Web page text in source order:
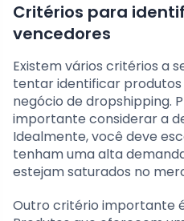
Critérios para
vencedores
Existem vários critérios a
tentar identificar
negócio de dropshipping.
importante considerar a
Idealmente, você deve
tenham uma alta
estejam saturados no
Outro critério importante